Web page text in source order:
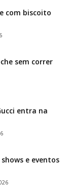
com biscoito
sem correr
entra na
e eventos